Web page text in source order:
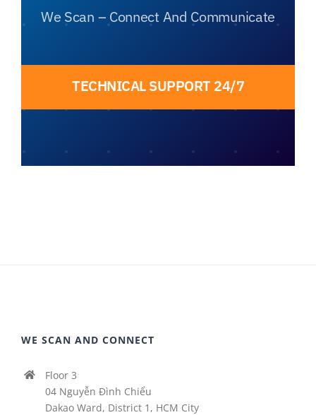
We Scan – Connect And Communicate
TECHNICAL SUPPORT 24/7
WE SCAN AND CONNECT
Floor 3
04 Nguyễn Đình Chiểu
Dakao Ward, District 1, HCM City